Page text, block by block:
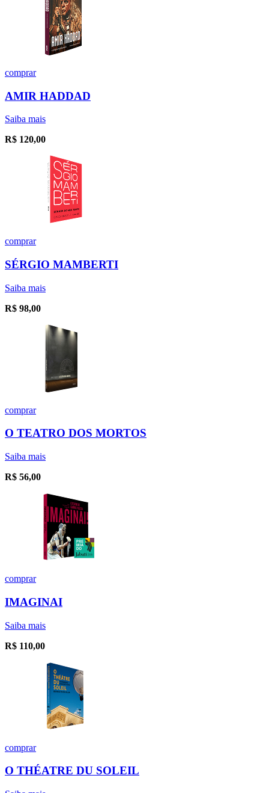
comprar
AMIR HADDAD
Saiba mais
R$ 120,00
comprar
SÉRGIO MAMBERTI
Saiba mais
R$ 98,00
comprar
O TEATRO DOS MORTOS
Saiba mais
R$ 56,00
comprar
IMAGINAI
Saiba mais
R$ 110,00
comprar
O THÉATRE DU SOLEIL